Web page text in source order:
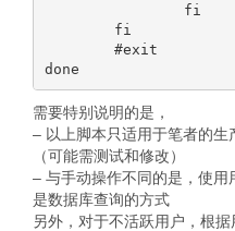
                fi
        fi
        #exit
需要特别说明的是，
– 以上脚本只适用于笔者的
（可能需测试和修改）
– 与手动操作不同的是，使
是数据库查询的方式
另外，对于不活跃用户，根